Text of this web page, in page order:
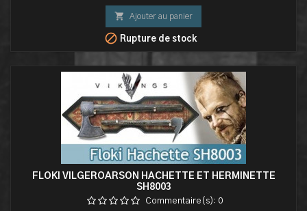
 Ajouter au panier
 Rupture de stock
FLOKI VILGEROARSON HACHETTE ET HERMINETTE
SH8003
Commentaire(s): 0